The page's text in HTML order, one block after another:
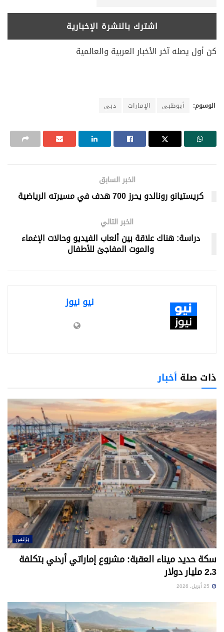
كن أول يصله آخر الأخبار العربية والعالمية
الوسوم: أبوظبي الإمارات دبي
الخبر السابق
كريستيانو رونالدو يحرز 700 هدف في مسيرته الرياضية
الخبر التالي
دراسة: هناك علاقة بين ألعاب الفيديو وحالات الإغماء
والموت المفاجئ للأطفال
نيو نيوز
ذات صلة أخبار
بزنس
سكة حديد ميناء العقبة: مشروع إماراتي أردني بتكلفة
2.3 مليار دولار